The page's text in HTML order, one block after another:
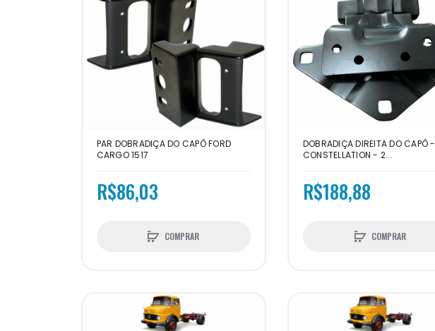
PAR DOBRADIÇA DO CAPÔ FORD
CARGO 1517
R$86,03
COMPRAR
DOBRADIÇA DIREITA DO CAPÔ
CONSTELLATION - 2...
R$188,88
COMPRAR